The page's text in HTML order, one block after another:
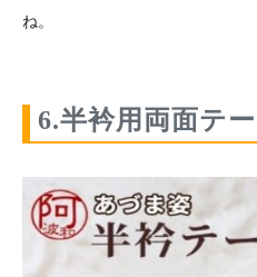
ね。
6.半衿用両面テ